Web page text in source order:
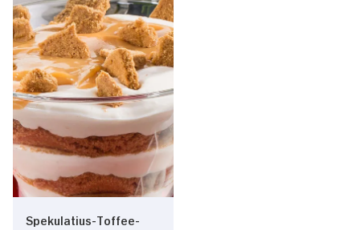
Spekulatius-Toffee-